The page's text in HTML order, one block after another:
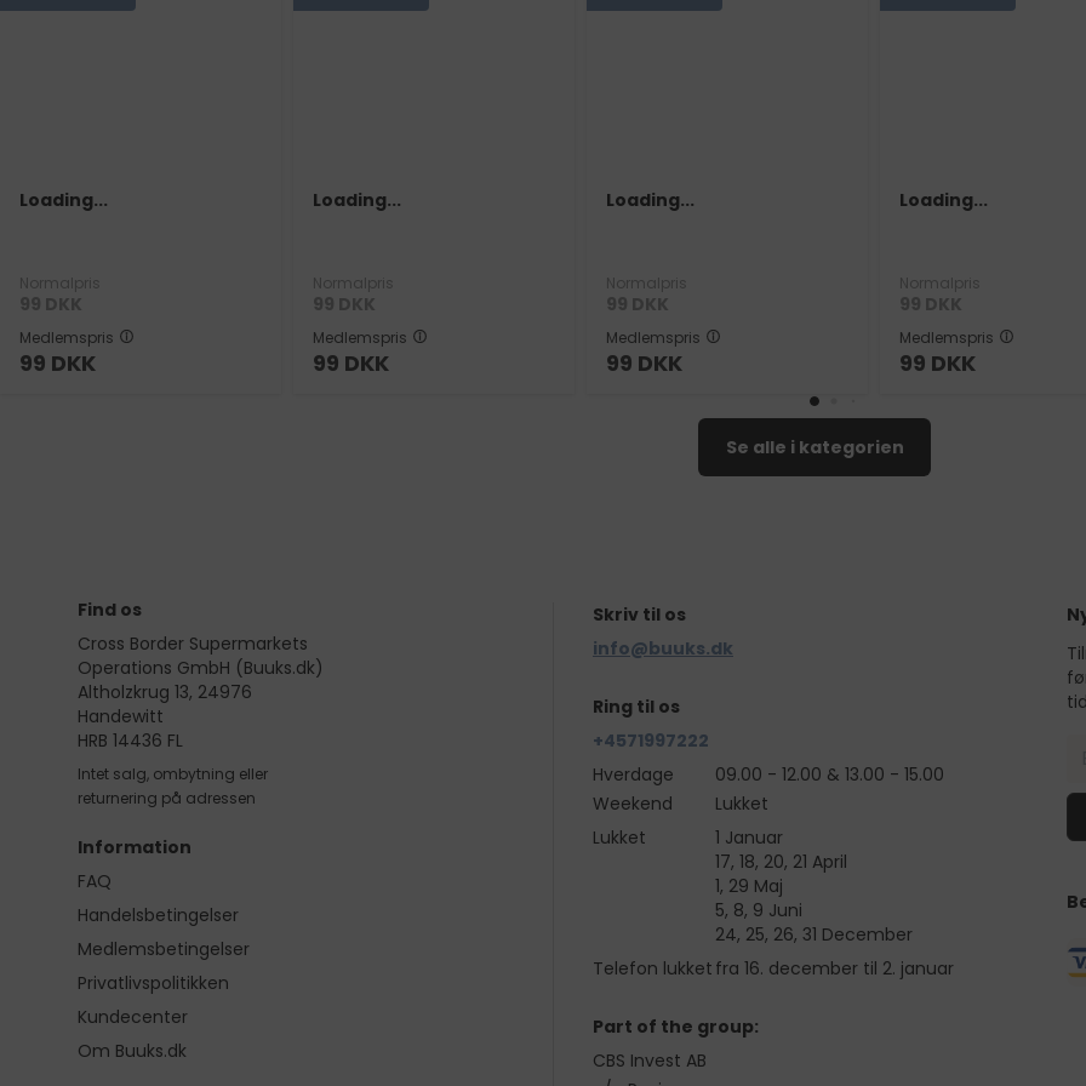
Loading...
Normalpris
99 DKK
Medlemspris
99 DKK
Loading...
Normalpris
99 DKK
Medlemspris
99 DKK
Loading...
Normalpris
99 DKK
Medlemspris
99 DKK
Loading...
Normalpris
99 DKK
Medlemspris
99 DKK
Se alle i kategorien
Find os
Cross Border Supermarkets
Operations GmbH (Buuks.dk)
Altholzkrug 13, 24976
Handewitt
HRB 14436 FL
Intet salg, ombytning eller
returnering på adressen
Information
FAQ
Handelsbetingelser
Medlemsbetingelser
Privatlivspolitikken
Kundecenter
Om Buuks.dk
Skriv til os
info@buuks.dk
Ring til os
+4571997222
Hverdage
09.00 - 12.00 & 13.00 - 15.00
Weekend
Lukket
Lukket
Telefon lukket
1 Januar
17, 18, 20, 21 April
1, 29 Maj
5, 8, 9 Juni
24, 25, 26, 31 December
fra 16. december til 2. januar
Part of the group:
CBS Invest AB